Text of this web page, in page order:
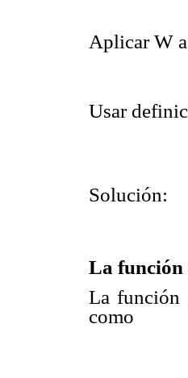
Aplicar W
Usar
Solución:
La función
La función
como